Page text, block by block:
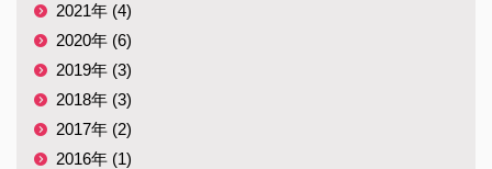
2021年 (4)
2020年 (6)
2019年 (3)
2018年 (3)
2017年 (2)
2016年 (1)